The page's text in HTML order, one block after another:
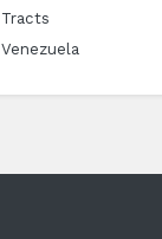
Tracts
Venezuela